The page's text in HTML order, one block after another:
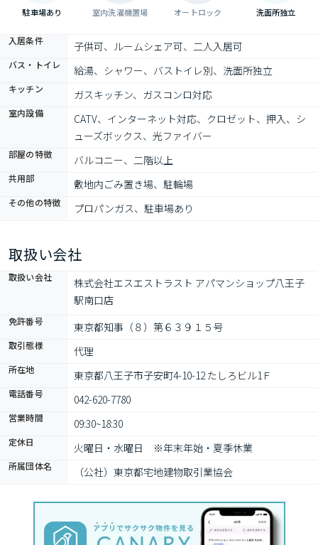
駐車場あり 室内洗濯機置場 オートロック 洗面所独立
入居条件 子供可、ルームシェア可、二人入居可
バス・トイレ 給湯、シャワー、バストイレ別、洗面所独立
キッチン ガスキッチン、ガスコンロ対応
室内設備
CATV、インターネット対応、クロゼット、押入、シ
ューズボックス、光ファイバー
部屋の特徴 バルコニー、二階以上
共用部 敷地内ごみ置き場、駐輪場
その他の特徴 プロパンガス、駐車場あり
取扱い会社
取扱い会社
株式会社エスエストラスト アパマンショップ八王子
駅南口店
免許番号 東京都知事（８）第６３９１５号
取引態様 代理
所在地 東京都八王子市子安町4-10-12 たしろビル1Ｆ
電話番号 042-620-7780
営業時間 09:30~18:30
定休日 火曜日・水曜日　※年末年始・夏季休業
所属団体名 （公社）東京都宅地建物取引業協会